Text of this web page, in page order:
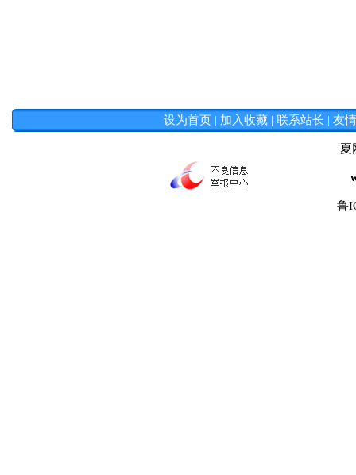
设为首页 | 加入收藏 | 联系站长 | 友
夏
鲁